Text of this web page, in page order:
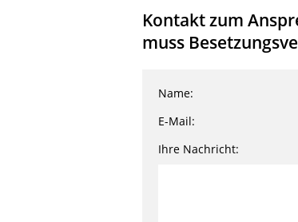
Kontakt zum
muss
Name:
E-Mail:
Ihre Nachricht: